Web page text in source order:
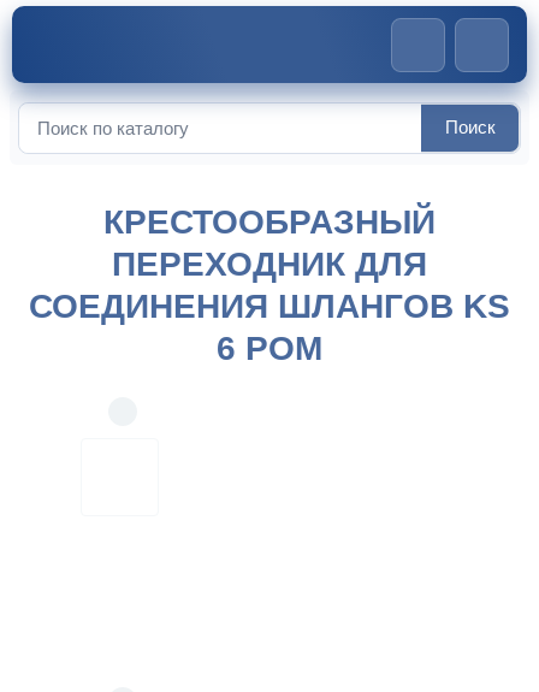
Искать:
Поиск
переходник для соединения шлангов KS 6 POM
КРЕСТООБРАЗНЫЙ
ПЕРЕХОДНИК ДЛЯ
СОЕДИНЕНИЯ ШЛАНГОВ KS
6 POM